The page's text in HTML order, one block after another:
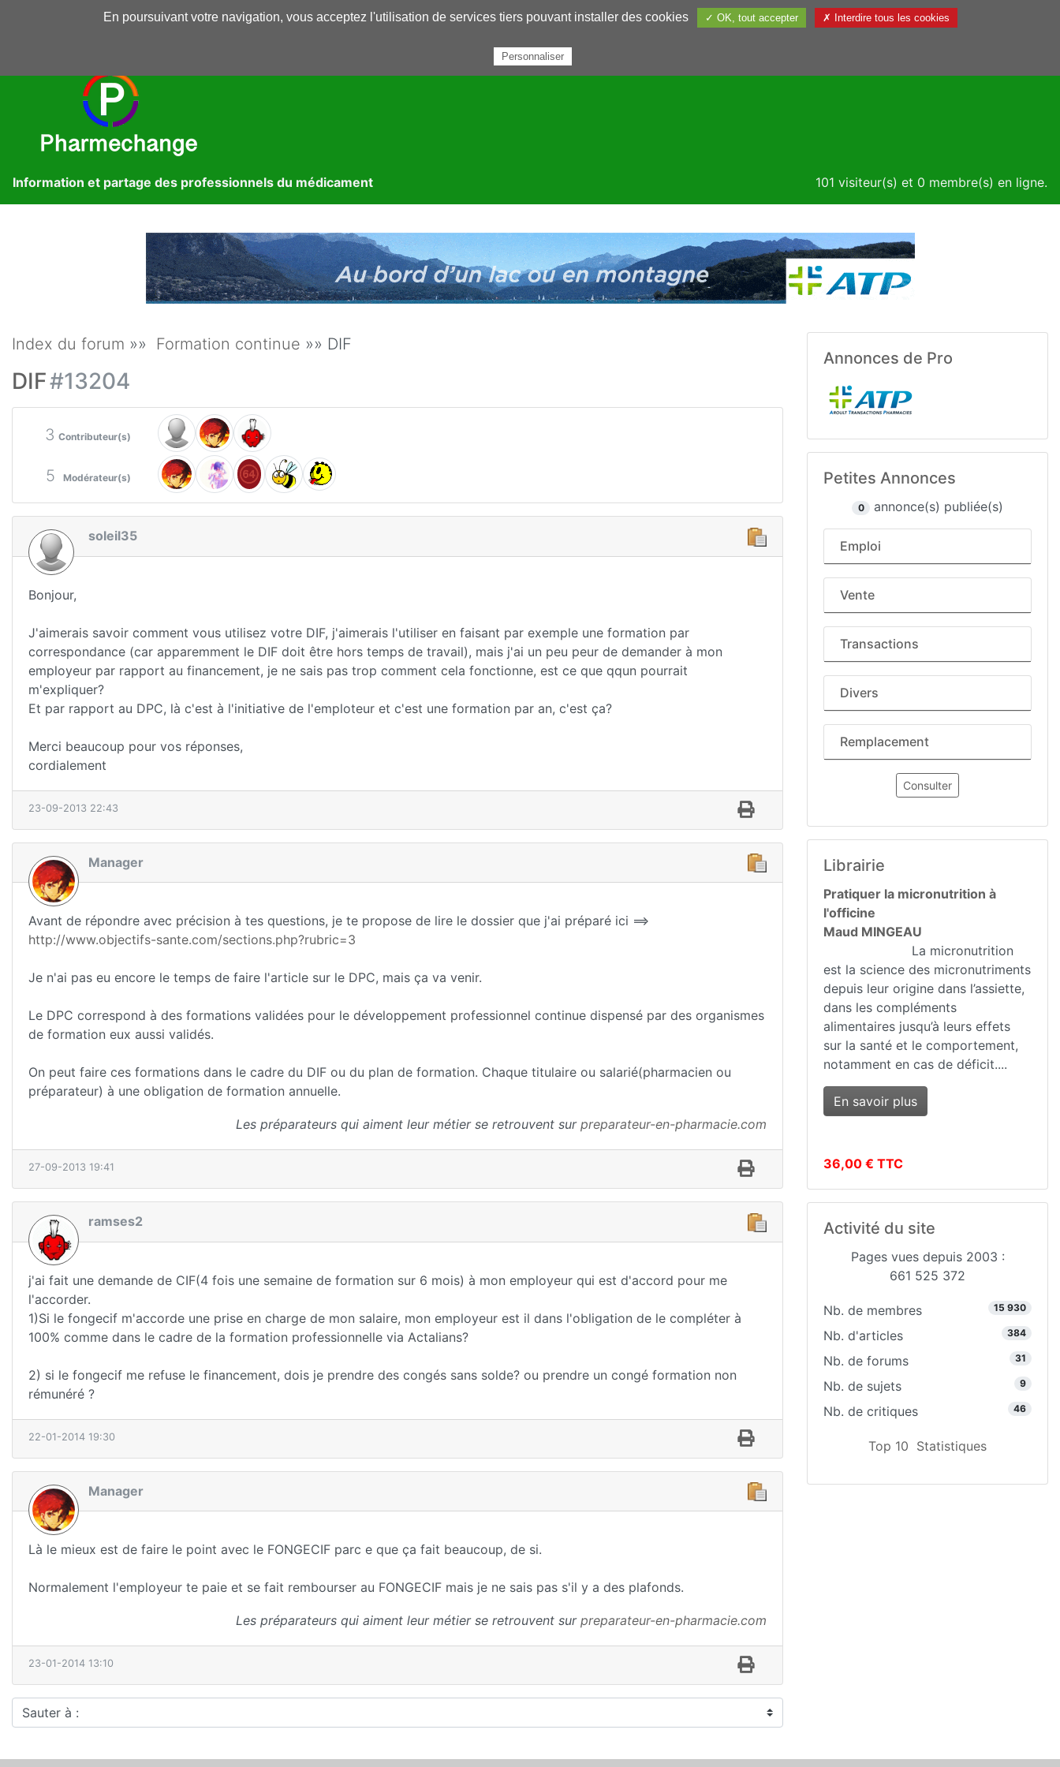
Pharmechange Forums Dossiers Presse Librairie Annuaires Petites annonces Nous contacter Utile
Information et partage des professionnels du médicament 101 visiteur(s) et 0 membre(s) en ligne.
Index du forum »» Formation continue »» DIF
DIF#13204
3 Contributeur(s)
5 Modérateur(s)
soleil35
Bonjour,
J'aimerais savoir comment vous utilisez votre DIF, j'aimerais l'utiliser en faisant par exemple une formation par
correspondance (car apparemment le DIF doit être hors temps de travail), mais j'ai un peu peur de demander à mon
employeur par rapport au financement, je ne sais pas trop comment cela fonctionne, est ce que qqun pourrait
m'expliquer?
Et par rapport au DPC, là c'est à l'initiative de l'emploteur et c'est une formation par an, c'est ça?
Merci beaucoup pour vos réponses,
cordialement
23-09-2013 22:43
Manager
Avant de répondre avec précision à tes questions, je te propose de lire le dossier que j'ai préparé ici ==>
http://www.objectifs-sante.com/sections.php?rubric=3
Je n'ai pas eu encore le temps de faire l'article sur le DPC, mais ça va venir.
Le DPC correspond à des formations validées pour le développement professionnel continue dispensé par des organismes
de formation eux aussi validés.
On peut faire ces formations dans le cadre du DIF ou du plan de formation. Chaque titulaire ou salarié(pharmacien ou
préparateur) à une obligation de formation annuelle.
Les préparateurs qui aiment leur métier se retrouvent sur preparateur-en-pharmacie.com
27-09-2013 19:41
ramses2
j'ai fait une demande de CIF(4 fois une semaine de formation sur 6 mois) à mon employeur qui est d'accord pour me
l'accorder.
1)Si le fongecif m'accorde une prise en charge de mon salaire, mon employeur est il dans l'obligation de le compléter à
100% comme dans le cadre de la formation professionnelle via Actalians?
2) si le fongecif me refuse le financement, dois je prendre des congés sans solde? ou prendre un congé formation non
rémunéré ?
22-01-2014 19:30
Manager
Là le mieux est de faire le point avec le FONGECIF parc e que ça fait beaucoup, de si.
Normalement l'employeur te paie et se fait rembourser au FONGECIF mais je ne sais pas s'il y a des plafonds.
Les préparateurs qui aiment leur métier se retrouvent sur preparateur-en-pharmacie.com
23-01-2014 13:10
Sauter à :
Annonces de Pro
Petites Annonces
0 annonce(s) publiée(s)
Emploi
Vente
Transactions
Divers
Remplacement
Consulter
Librairie
Pratiquer la micronutrition à
l'officine
Maud MINGEAU
La micronutrition
est la science des micronutriments
depuis leur origine dans l’assiette,
dans les compléments
alimentaires jusqu’à leurs effets
sur la santé et le comportement,
notamment en cas de déficit....
En savoir plus
36,00 € TTC
Activité du site
Pages vues depuis 2003 :
661 525 372
Nb. de membres 15 930
Nb. d'articles 384
Nb. de forums 31
Nb. de sujets 9
Nb. de critiques 46
Top 10 Statistiques
En poursuivant votre navigation, vous acceptez l'utilisation de services tiers pouvant installer des cookies ✓ OK, tout accepter ✗ Interdire tous les cookies
Personnaliser